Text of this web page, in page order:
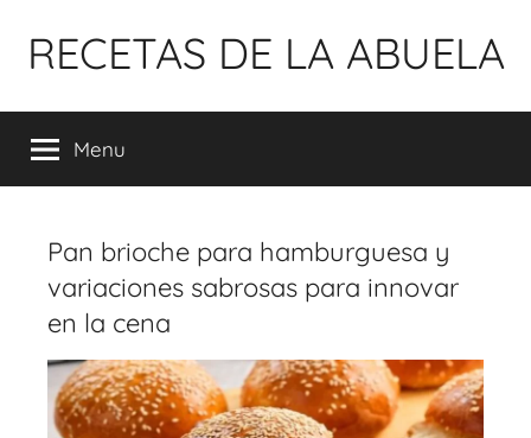
para
conteúdo
RECETAS DE LA ABUELA
Menu
Pan brioche para hamburguesa y
variaciones sabrosas para innovar
en la cena